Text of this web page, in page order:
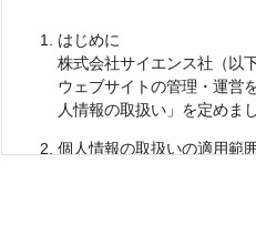
はじめに
株式会社サイエンス社（以
ウェブサイトの管理・運営
人情報の取扱い」を定めま
個人情報の取扱いの適用範